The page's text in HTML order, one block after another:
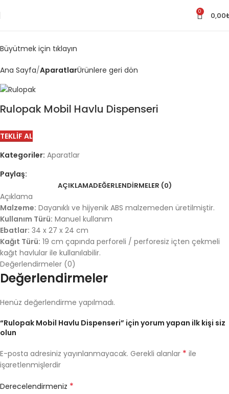
0 0,00
Büyütmek için tıklayın
Ana Sayfa AparatlarÜrünlere geri dön
Rulopak Mobil Havlu Dispenseri
TEKLIF AL
Kategoriler: Aparatlar
Paylaş:
AÇIKLAMADEĞERLENDIRMELER (0)
Açıklama
Malzeme: Dayanıklı ve hijyenik ABS malzemeden üretilmiştir.
Kullanım Türü: Manuel kullanım
Ebatlar: 34 x 27 x 24 cm
Kağıt Türü: 19 cm çapında perforeli / perforesiz içten çekmeli
kağıt havlular ile kullanılabilir.
Değerlendirmeler (0)
Değerlendirmeler
Henüz değerlendirme yapılmadı.
“Rulopak Mobil Havlu Dispenseri” için yorum yapan ilk kişi siz
olun
E-posta adresiniz yayınlanmayacak. Gerekli alanlar * ile
işaretlenmişlerdir
Derecelendirmeniz *